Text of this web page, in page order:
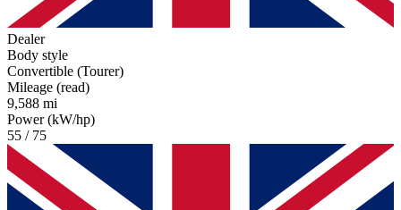
Dealer
Body style
Convertible (Tourer)
Mileage (read)
9,588 mi
Power (kW/hp)
55 / 75